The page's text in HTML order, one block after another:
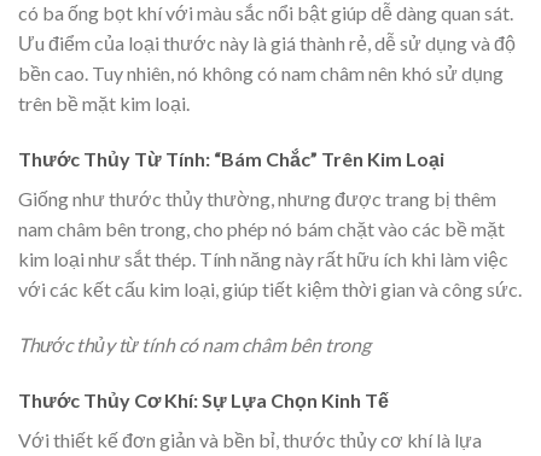
có ba ống bọt khí với màu sắc nổi bật giúp dễ dàng quan sát.
Ưu điểm của loại thước này là giá thành rẻ, dễ sử dụng và độ
bền cao. Tuy nhiên, nó không có nam châm nên khó sử dụng
trên bề mặt kim loại.
Thước Thủy Từ Tính: “Bám Chắc” Trên Kim Loại
Giống như thước thủy thường, nhưng được trang bị thêm
nam châm bên trong, cho phép nó bám chặt vào các bề mặt
kim loại như sắt thép. Tính năng này rất hữu ích khi làm việc
với các kết cấu kim loại, giúp tiết kiệm thời gian và công sức.
Thước thủy từ tính có nam châm bên trong
Thước Thủy Cơ Khí: Sự Lựa Chọn Kinh Tế
Với thiết kế đơn giản và bền bỉ, thước thủy cơ khí là lựa